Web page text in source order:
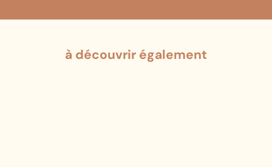
à découvrir également